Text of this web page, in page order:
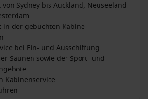
Sydney bis Auckland, Neuseeland
in der gebuchten Kabine
bei Ein- und Ausschiffung
Saunen sowie der Sport- und
Kabinenservice